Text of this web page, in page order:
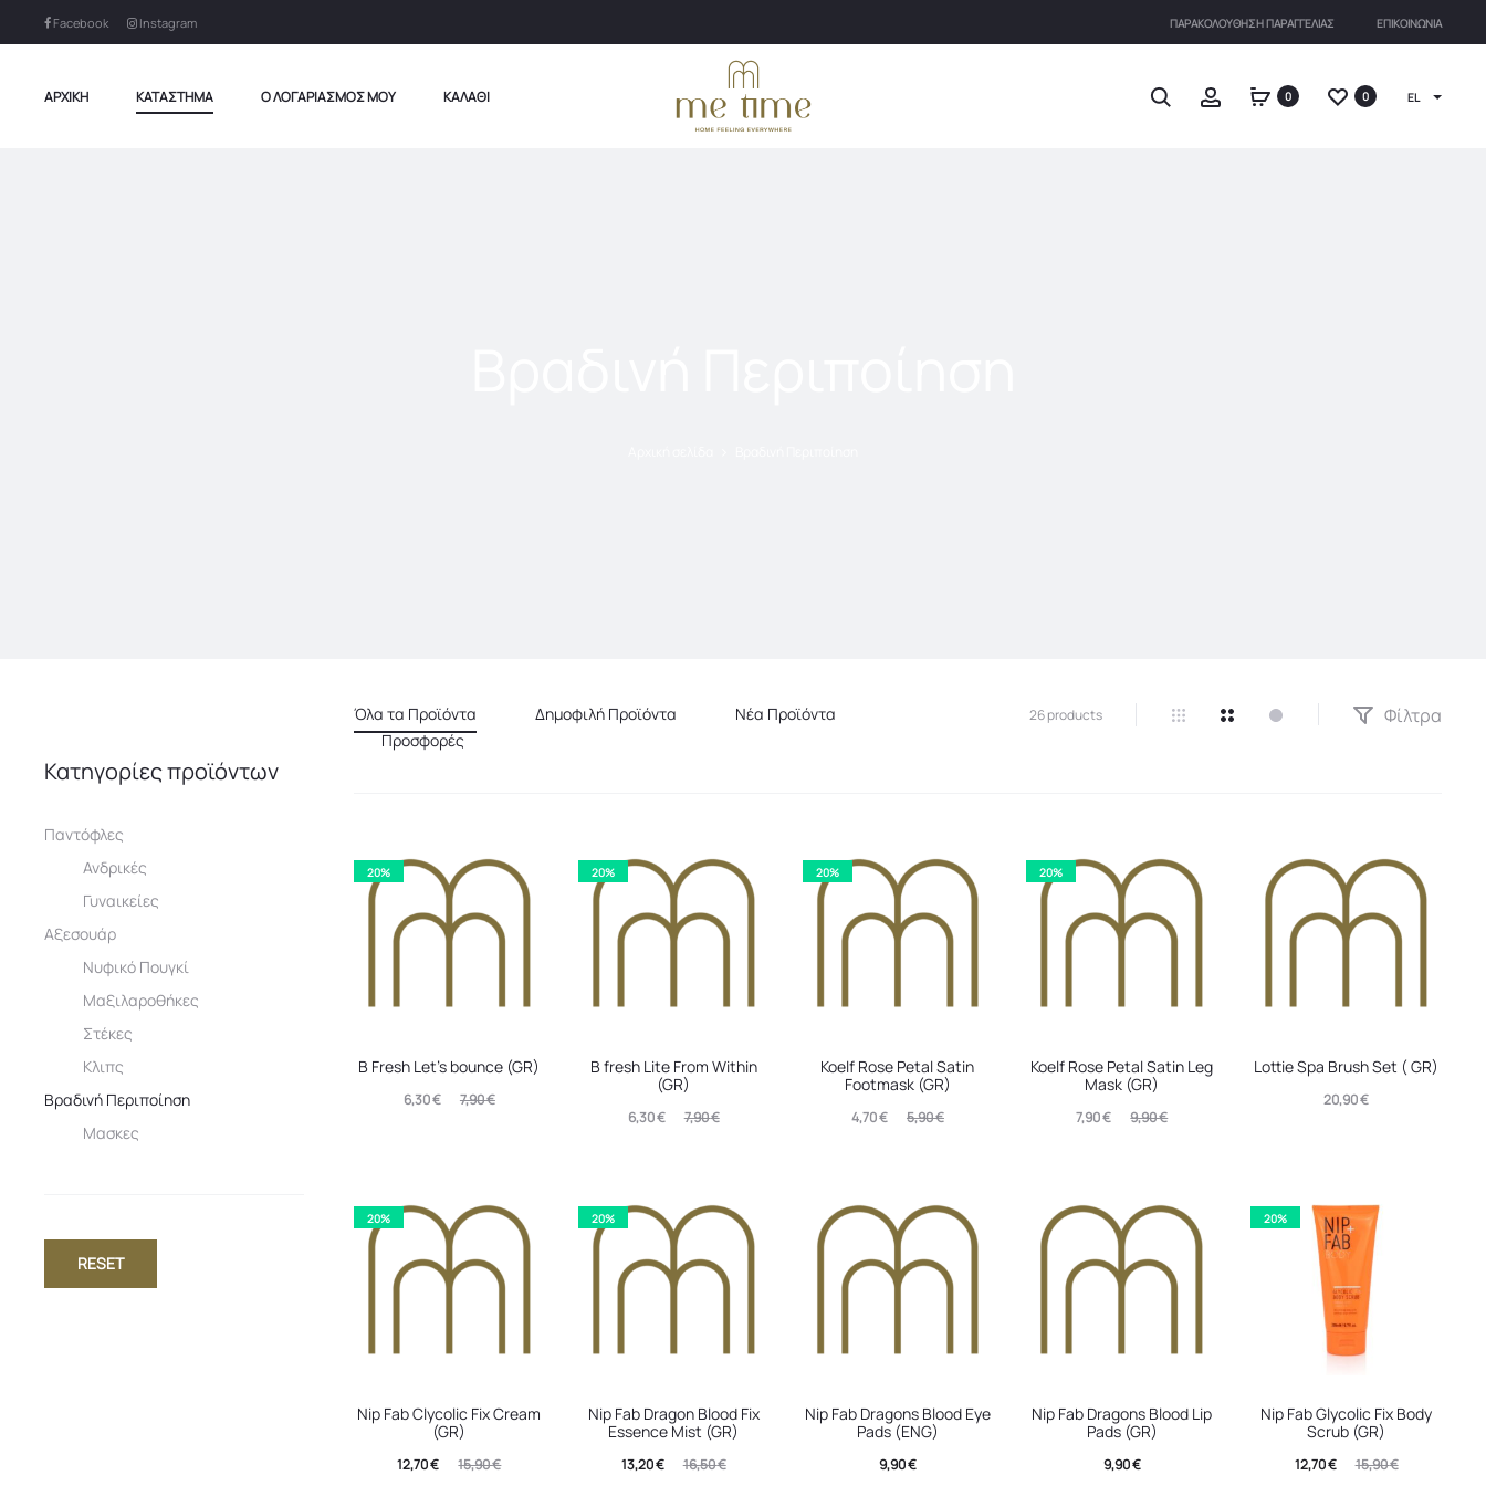
Facebook Instagram ΠΑΡΑΚΟΛΟΎΘΗΣΗ ΠΑΡΑΓΓΕΛΊΑΣ ΕΠΙΚΟΙΝΩΝΊΑ
ΑΡΧΙΚΉ ΚΑΤΆΣΤΗΜΑ Ο ΛΟΓΑΡΙΑΣΜΌΣ ΜΟΥ ΚΑΛΆΘΙ Search Account 0 0 EL
Όλα τα Προϊόντα Δημοφιλή Προϊόντα
Νέα Προϊόντα
Προσφορές
26 products Φίλτρα
20%
B Fresh Let’s bounce (GR)
7,90€
Original
6,30€
6,30 €.
20%
B fresh Lite From Within
(GR)
7,90€
Original
7,90 €.
6,30€
είναι:
20%
Koelf Rose Petal Satin
Footmask (GR)
5,90€
Original
5,90 €.
4,70€
Η
είναι:
20%
Koelf Rose Petal Satin Leg
Mask (GR)
9,90€
Original
9,90 €.
7,90€
Η
είναι:
Lottie Spa Brush Set ( GR)
20,90€
20%
Nip Fab Clycolic Fix Cream
(GR)
15,90€
Original
12,70€
Η
20%
Nip Fab Dragon Blood Fix
Essence Mist (GR)
16,50€
Original
13,20€
Η
Nip Fab Dragons Blood Eye
Pads (ENG)
9,90€
Nip Fab Dragons Blood Lip
Pads (GR)
9,90€
20%
Nip Fab Glycolic Fix Body
Scrub (GR)
15,90€
Original
12,70€
Η
Κατηγορίες προϊόντων
Παντόφλες
Ανδρικές
Γυναικείες
Αξεσουάρ
Νυφικό Πουγκί
Μαξιλαροθήκες
Στέκες
Κλιπς
Βραδινή Περιποίηση
Μασκες
RESET